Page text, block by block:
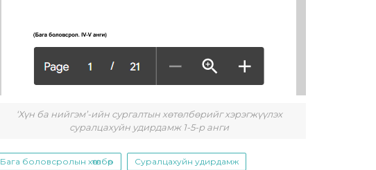
‘Хүн ба нийгэм’-ийн сургалтын хөтөлбөрийг хэрэгжүүлэх
суралцахуйн удирдамж 1-5-р анги
Бага боловсролын хөтөлбөр Суралцахуйн удирдамж